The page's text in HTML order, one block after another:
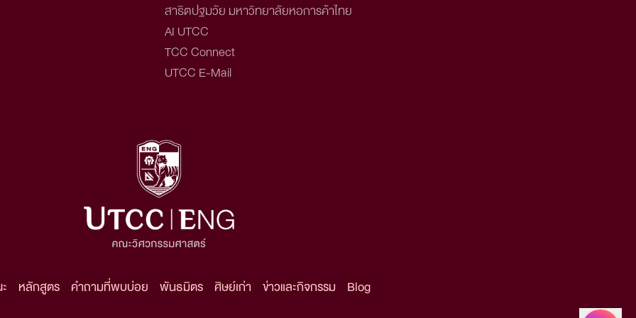
สาธิตปฐมวัย มหาวิทยาลัยหอการค้าไทย
AI UTCC
TCC Connect
UTCC E-Mail
หลักสูตร คำถามที่พบบ่อย พันธมิตร ศิษย์เก่า ข่าวและกิจกรรม Blog